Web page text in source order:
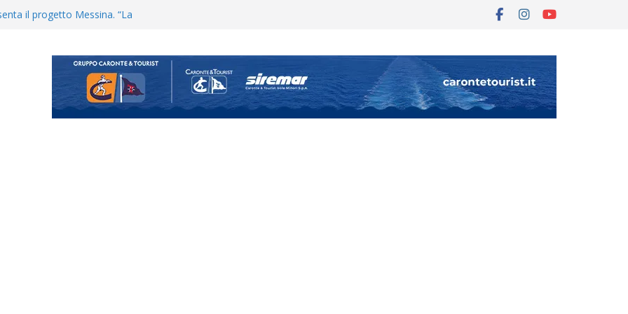
il progetto Messina. “La
e Kamarat restano in
si alzano i ritmi tra lavoro
“Mondo Messina